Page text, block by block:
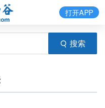
搜索
打开APP